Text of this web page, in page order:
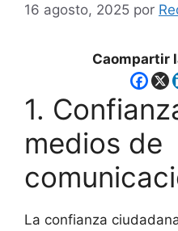
16 agosto, 2025 por
Caompartir
1.
medios de
La confianza